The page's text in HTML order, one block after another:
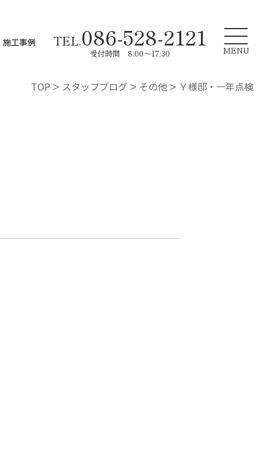
施工事例 TEL.086-528-2121
受付時間 8:00～17:30 MENU
TOP > スタッフブログ > その他 > Ｙ様邸・一年点検